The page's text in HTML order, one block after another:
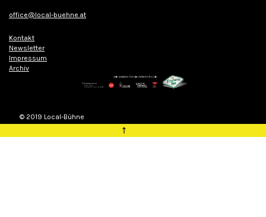
office@local-buehne.at
Kontakt
Newsletter
Impressum
Archiv
© 2019 Local-Bühne